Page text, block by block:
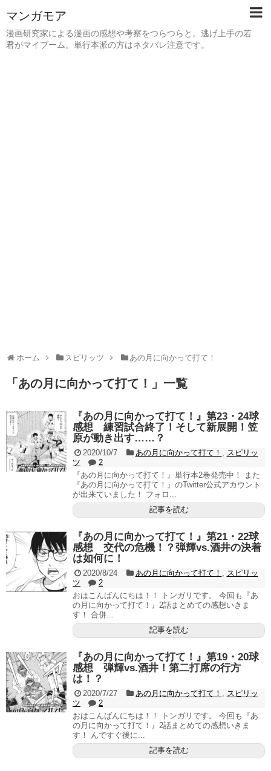
マンガモア
漫画研究家による漫画の感想や考察をつらつらと。逃げ上手の若
君がマイブーム。単行本派の方はネタバレ注意です。
ホーム スピリッツ あの月に向かって打て！
「 あの月に向かって打て！ 」 一覧
『あの月に向かって打て！』第23・24球
感想 練習試合終了！そして新展開！笠
原が動き出す……？
2020/10/7 あの月に向かって打て！ , スピリッ
ツ
2
『あの月に向かって打て！』単行本2巻発売中！ また
『あの月に向かって打て！』のTwitter公式アカウント
が出来ていました！ フォロ...
記事を読む
『あの月に向かって打て！』第21・22球
感想 交代の危機！？弾輝vs.酒井の決着
は如何に！
2020/8/24 あの月に向かって打て！ , スピリッ
ツ
2
おはこんばんにちは！！ トンガリです。 今回も『あ
の月に向かって打て！』2話まとめての感想いきま
す！ 合併...
記事を読む
『あの月に向かって打て！』第19・20球
感想 弾輝vs.酒井！第二打席の行方
は！？
2020/7/27 あの月に向かって打て！ , スピリッ
ツ
2
おはこんばんにちは！！ トンガリです。 今回も『あ
の月に向かって打て！』2話まとめての感想いきま
す！ んですぐ後に...
記事を読む